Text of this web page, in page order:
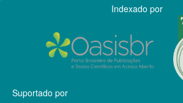
Indexado por
Suportado por